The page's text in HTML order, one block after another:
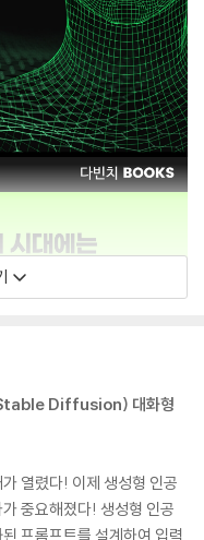
Diffusion) 대화형
열렸다! 이제 생성형 인공
중요해졌다! 생성형 인공
프롬프트를 설계하여 입력